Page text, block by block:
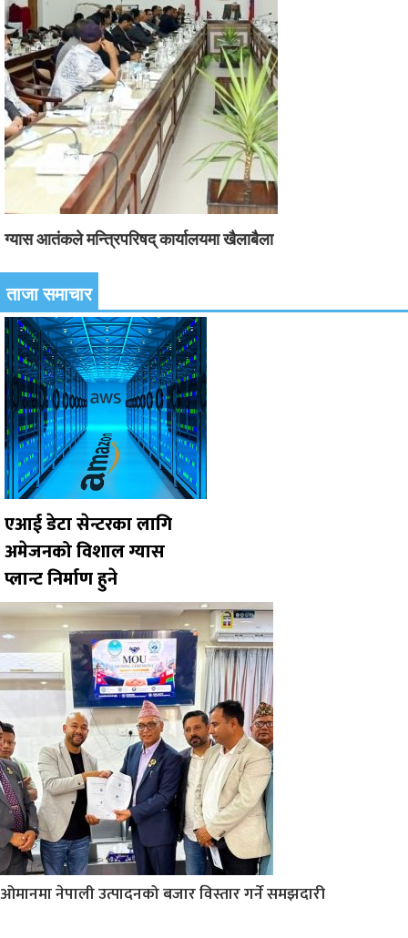
ग्यास आतंकले मन्त्रिपरिषद् कार्यालयमा खैलाबैला
ताजा समाचार
एआई डेटा सेन्टरका लागि
अमेजनको विशाल ग्यास
प्लान्ट निर्माण हुने
ओमानमा नेपाली उत्पादनको बजार विस्तार गर्ने समझदारी